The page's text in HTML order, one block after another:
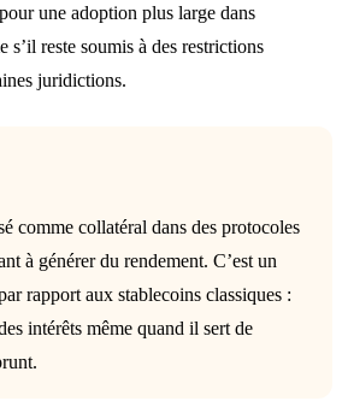
une adoption plus large dans
s’il reste soumis à des restrictions
juridictions.
comme collatéral dans des protocoles
à générer du rendement. C’est un
rapport aux stablecoins classiques :
intérêts même quand il sert de